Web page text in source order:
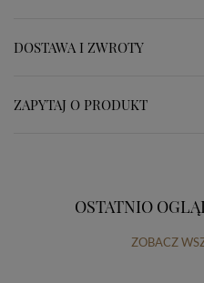
DOSTAWA I ZWROTY
ZAPYTAJ O PRODUKT
OSTATNIO
ZOBACZ